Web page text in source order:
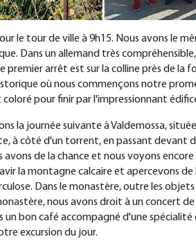
le tour de ville à 9h15. Nous avons le
Dans un allemand très
premier arrêt est sur la colline près de la
où nous commençons notre
pour finir par l'impressionnant
la journée suivante à Valdemossa,
à côté d'un torrent, en passant devant
avons de la chance et nous voyons
la montagne calcaire et apercevons
Dans le monastère, outre les
nous avons droit à un concert
un bon café accompagné d'une
excursion du jour.